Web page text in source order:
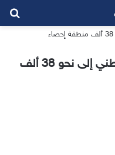
الحليمي : تم تقسيم التراب الوطني إلى نحو 38 ألف